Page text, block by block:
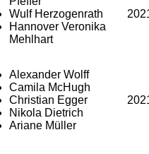
Wulf Herzogenrath
Hannover Veronika
Mehlhart
Alexander Wolff
Camila McHugh
Christian Egger
Nikola Dietrich
Ariane Müller